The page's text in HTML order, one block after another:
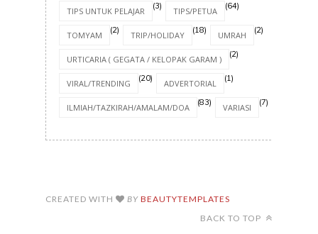
TIPS UNTUK PELAJAR (3) TIPS/PETUA (64)
TOMYAM (2) TRIP/HOLIDAY (18) UMRAH (2)
URTICARIA ( GEGATA / KELOPAK GARAM ) (2)
VIRAL/TRENDING (20) ADVERTORIAL (1)
ILMIAH/TAZKIRAH/AMALAM/DOA (83) VARIASI (7)
CREATED WITH BY BEAUTYTEMPLATES
BACK TO TOP